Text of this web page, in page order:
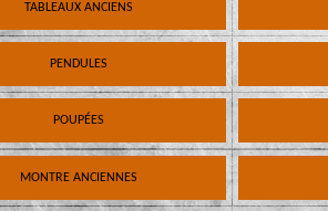
TABLEAUX ANCIENS
PENDULES
POUPÉES
MONTRE ANCIENNES